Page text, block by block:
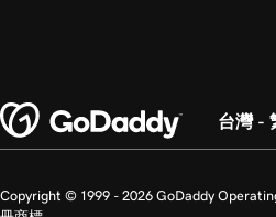
台灣 -
Copyright © 1999 - 2026 GoDaddy